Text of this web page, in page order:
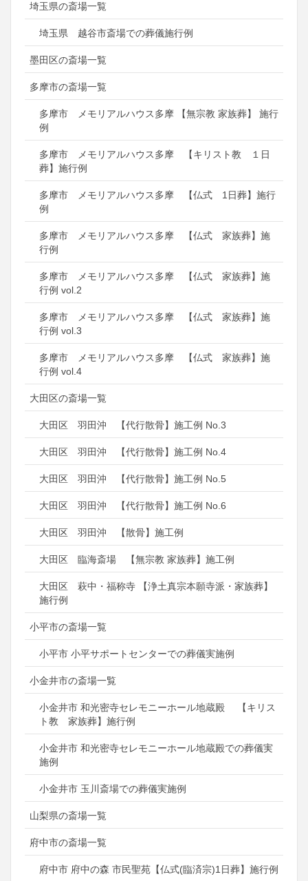
埼玉県の斎場一覧
埼玉県 越谷市斎場での葬儀施行例
墨田区の斎場一覧
多摩市の斎場一覧
多摩市 メモリアルハウス多摩 【無宗教 家族葬】 施行
例
多摩市 メモリアルハウス多摩 【キリスト教 １日
葬】施行例
多摩市 メモリアルハウス多摩 【仏式 1日葬】施行
例
多摩市 メモリアルハウス多摩 【仏式 家族葬】施
行例
多摩市 メモリアルハウス多摩 【仏式 家族葬】施
行例 vol.2
多摩市 メモリアルハウス多摩 【仏式 家族葬】施
行例 vol.3
多摩市 メモリアルハウス多摩 【仏式 家族葬】施
行例 vol.4
大田区の斎場一覧
大田区 羽田沖 【代行散骨】施工例 No.3
大田区 羽田沖 【代行散骨】施工例 No.4
大田区 羽田沖 【代行散骨】施工例 No.5
大田区 羽田沖 【代行散骨】施工例 No.6
大田区 羽田沖 【散骨】施工例
大田区 臨海斎場 【無宗教 家族葬】施工例
大田区 萩中・福称寺 【浄土真宗本願寺派・家族葬】
施行例
小平市の斎場一覧
小平市 小平サポートセンターでの葬儀実施例
小金井市の斎場一覧
小金井市 和光密寺セレモニーホール地蔵殿 【キリス
ト教 家族葬】施行例
小金井市 和光密寺セレモニーホール地蔵殿での葬儀実
施例
小金井市 玉川斎場での葬儀実施例
山梨県の斎場一覧
府中市の斎場一覧
府中市 府中の森 市民聖苑【仏式(臨済宗)1日葬】施行例